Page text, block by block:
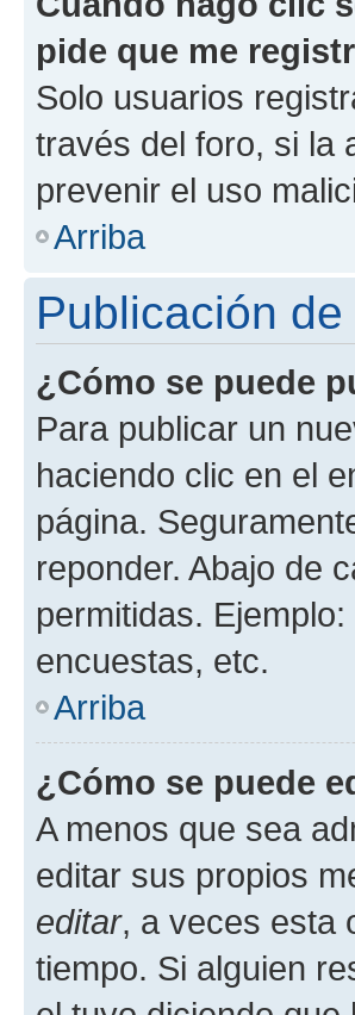
pide que me
Solo usuarios
través del foro, si la
prevenir el uso
Arriba
Publicación
¿Cómo se puede
Para publicar un
haciendo clic en el
página.
reponder. Abajo de
permitidas.
encuestas, etc.
Arriba
¿Cómo se puede
A menos que sea
editar sus propios
editar, a veces esta
tiempo. Si alguien